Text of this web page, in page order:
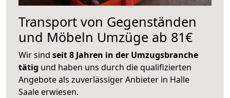
Transport von Gegenständen
und Möbeln Umzüge ab 81€
Wir sind seit 8 Jahren in der Umzugsbranche
tätig und haben uns durch die qualifizierten
Angebote als zuverlässiger Anbieter in Halle
Saale erwiesen.